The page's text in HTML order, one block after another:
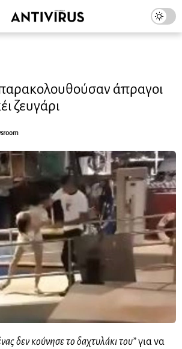
άπραγοι
ζευγάρι
δεν κούνησε το δαχτυλάκι του”για να